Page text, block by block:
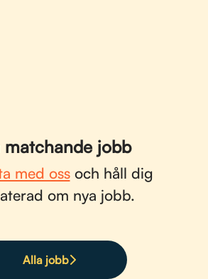
matchande jobb
med ossoch håll dig
om nya jobb.
Alla jobb